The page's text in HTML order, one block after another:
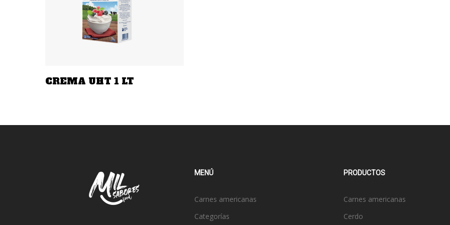
Añadir A La Cotización
CREMA UHT 1 LT
MENÚ
Carnes americanas
Categorías
PRODUCTOS
Carnes americanas
Cerdo